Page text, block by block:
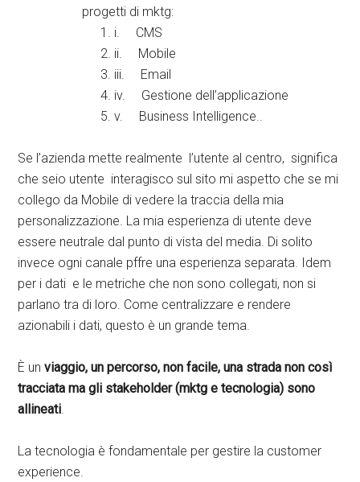
progetti di mktg:
i. CMS
ii. Mobile
iii. Email
iv. Gestione dell’applicazione
v. Business Intelligence..
Se l’azienda mette realmente l’utente al centro, significa
che seio utente interagisco sul sito mi aspetto che se mi
collego da Mobile di vedere la traccia della mia
personalizzazione. La mia esperienza di utente deve
essere neutrale dal punto di vista del media. Di solito
invece ogni canale pffre una esperienza separata. Idem
per i dati e le metriche che non sono collegati, non si
parlano tra di loro. Come centralizzare e rendere
azionabili i dati, questo è un grande tema.
È un viaggio, un percorso, non facile, una strada non così
tracciata ma gli stakeholder (mktg e tecnologia) sono
allineati.
La tecnologia è fondamentale per gestire la customer
experience.